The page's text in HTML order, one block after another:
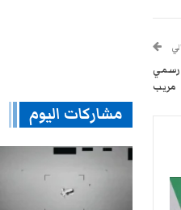
رسمي
مريب
مشاركات اليوم